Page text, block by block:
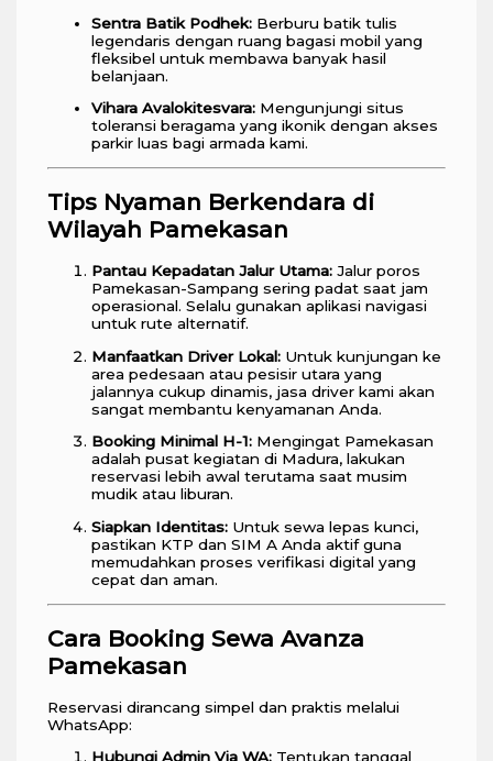
Sentra Batik Podhek:Berburu batik tulis
legendaris dengan ruang bagasi mobil yang
fleksibel untuk membawa banyak hasil
belanjaan.
Vihara Avalokitesvara:Mengunjungi situs
toleransi beragama yang ikonik dengan akses
parkir luas bagi armada kami.
Tips Nyaman Berkendara di
Wilayah Pamekasan
Pantau Kepadatan Jalur Utama:Jalur poros
Pamekasan-Sampang sering padat saat jam
operasional. Selalu gunakan aplikasi navigasi
untuk rute alternatif.
Manfaatkan Driver Lokal:Untuk kunjungan ke
area pedesaan atau pesisir utara yang
jalannya cukup dinamis, jasa driver kami akan
sangat membantu kenyamanan Anda.
Booking Minimal H-1:Mengingat Pamekasan
adalah pusat kegiatan di Madura, lakukan
reservasi lebih awal terutama saat musim
mudik atau liburan.
Siapkan Identitas:Untuk sewa lepas kunci,
pastikan KTP dan SIM A Anda aktif guna
memudahkan proses verifikasi digital yang
cepat dan aman.
Cara Booking Sewa Avanza
Pamekasan
Reservasi dirancang simpel dan praktis melalui
WhatsApp:
Hubungi Admin Via WA:Tentukan tanggal